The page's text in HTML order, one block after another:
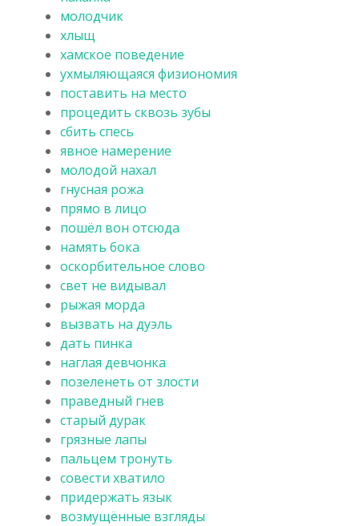
молодчик
хлыщ
хамское поведение
ухмыляющаяся физиономия
поставить на место
процедить сквозь зубы
сбить спесь
явное намерение
молодой нахал
гнусная рожа
прямо в лицо
пошёл вон отсюда
намять бока
оскорбительное слово
свет не видывал
рыжая морда
вызвать на дуэль
дать пинка
наглая девчонка
позеленеть от злости
праведный гнев
старый дурак
грязные лапы
пальцем тронуть
совести хватило
придержать язык
возмущённые взгляды